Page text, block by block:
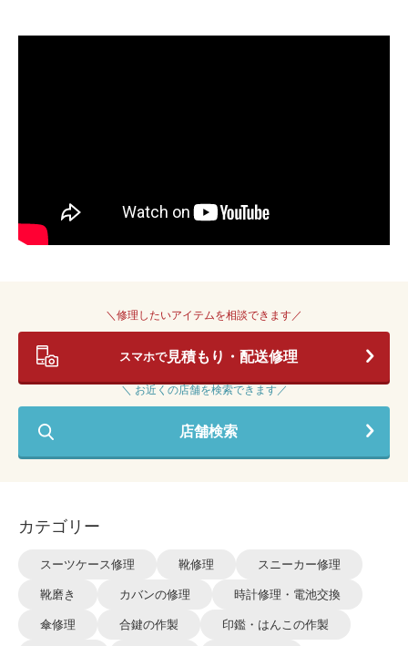
＼修理したいアイテムを相談できます／
スマホで見積もり・配送修理
＼ お近くの店舗を検索できます／
店舗検索
カテゴリー
スーツケース修理 靴修理 スニーカー修理
靴磨き カバンの修理 時計修理・電池交換
傘修理 合鍵の作製 印鑑・はんこの作製